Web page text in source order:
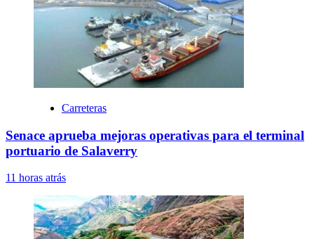
Carreteras
Senace aprueba mejoras operativas para el terminal
portuario de Salaverry
11 horas atrás